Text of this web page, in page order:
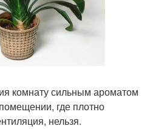
комнату сильным ароматом
где плотно
нельзя.